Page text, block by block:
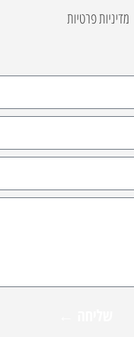
מדיניות פרטיות